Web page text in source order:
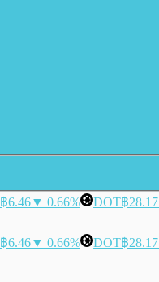
฿6.46▼ 0.66% DOT฿28.17
฿6.46▼ 0.66% DOT฿28.17